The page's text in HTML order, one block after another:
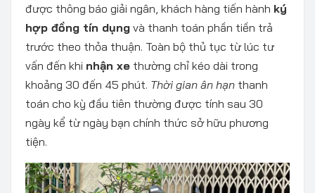
được thông báo giải ngân, khách hàng tiến hành ký
hợp đồng tín dụng và thanh toán phần tiền trả
trước theo thỏa thuận. Toàn bộ thủ tục từ lúc tư
vấn đến khi nhận xe thường chỉ kéo dài trong
khoảng 30 đến 45 phút. Thời gian ân hạn thanh
toán cho kỳ đầu tiên thường được tính sau 30
ngày kể từ ngày bạn chính thức sở hữu phương
tiện.